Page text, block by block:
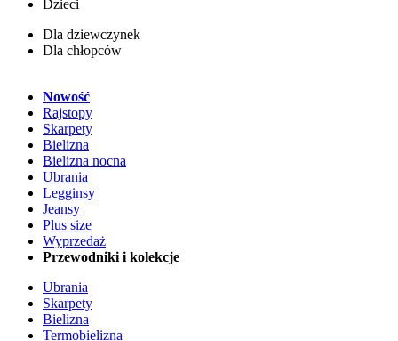
Dzieci
Dla dziewczynek
Dla chłopców
Nowość
Rajstopy
Skarpety
Bielizna
Bielizna nocna
Ubrania
Legginsy
Jeansy
Plus size
Wyprzedaż
Przewodniki i kolekcje
Ubrania
Skarpety
Bielizna
Termobielizna